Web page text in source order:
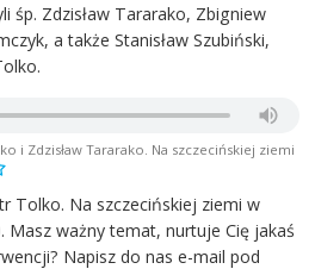
śp. Zdzisław Tararako, Zbigniew
a także Stanisław Szubiński,
i Zdzisław Tararako. Na szczecińskiej ziemi
Tolko. Na szczecińskiej ziemi w
Masz ważny temat, nurtuje Cię jakaś
Napisz do nas e-mail pod